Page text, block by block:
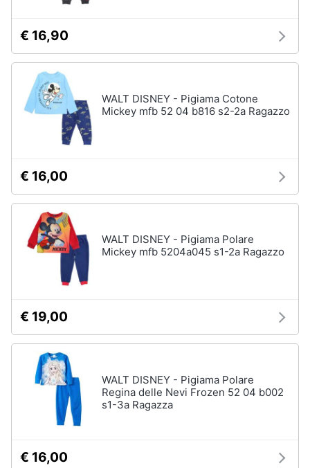
€ 16,90
WALT DISNEY - Pigiama Cotone
Mickey mfb 52 04 b816 s2-2a Ragazzo
€ 16,00
WALT DISNEY - Pigiama Polare
Mickey mfb 5204a045 s1-2a Ragazzo
€ 19,00
WALT DISNEY - Pigiama Polare
Regina delle Nevi Frozen 52 04 b002
s1-3a Ragazza
€ 16,00